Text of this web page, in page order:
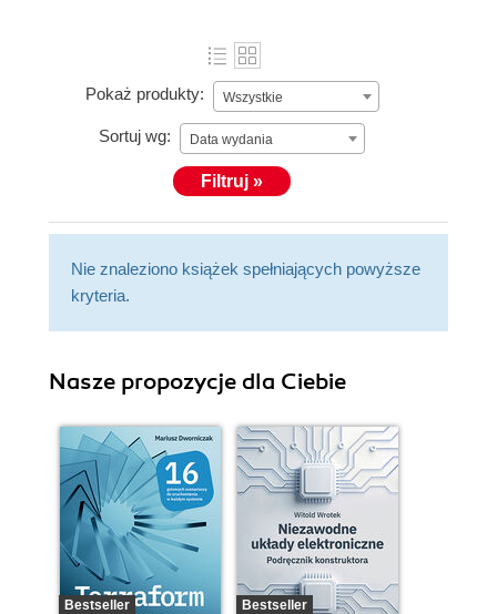
Pokaż produkty: Wszystkie
Sortuj wg: Data wydania
Filtruj »
Nie znaleziono książek spełniających powyższe
kryteria.
Nasze propozycje dla Ciebie
Bestseller
Bestseller